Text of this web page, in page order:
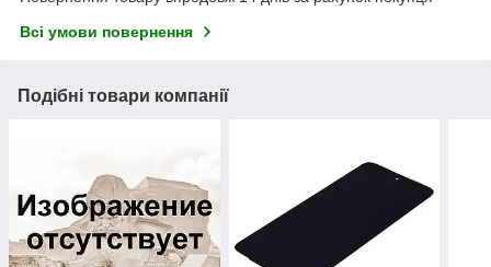
Всі умови повернення
Подібні товари компанії